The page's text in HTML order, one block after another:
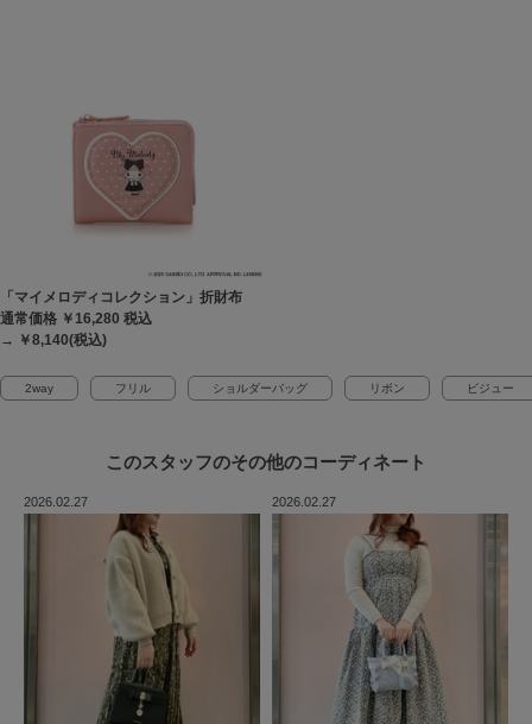
「マイメロディコレクション」折財布
通常価格 ￥16,280 税込
→ ￥8,140(税込)
2way フリル ショルダーバッグ リボン ビジュー
このスタッフのその他のコーディネート
2026.02.27 2026.02.27